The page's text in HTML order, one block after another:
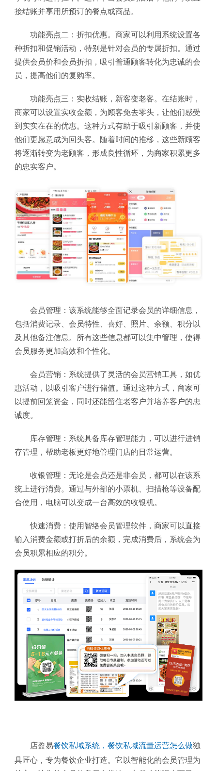
接结账并享用所预订的餐点或商品。
功能亮点二：折扣优惠。商家可以利用系统设置各
种折扣和促销活动，特别是针对会员的专属折扣。通过
提供会员价和会员折扣，吸引普通顾客转化为忠诚的会
员，提高他们的复购率。
功能亮点三：实收结账，新客变老客。在结账时，
商家可以设置实收金额，为顾客免去零头，让他们感受
到实实在在的优惠。这种方式有助于吸引新顾客，并使
他们更愿意成为回头客。随着时间的推移，这些新顾客
将逐渐转变为老顾客，形成良性循环，为商家积累更多
的忠实客户。
会员管理：该系统能够全面记录会员的详细信息，
包括消费记录、会员特性、喜好、照片、余额、积分以
及其他备注信息。所有这些信息都可以集中管理，使得
会员服务更加高效和个性化。
会员营销：系统提供了灵活的会员营销工具，如优
惠活动，以吸引客户进行储值。通过这种方式，商家可
以提前回笼资金，同时还能留住老客户并培养客户的忠
诚度。
库存管理：系统具备库存管理能力，可以进行进销
存管理，帮助老板更好地管理门店的日常运营。
收银管理：无论是会员还是非会员，都可以在该系
统上进行消费。通过与外部的小票机、扫描枪等设备配
合使用，电脑可以变成一台高效的收银机。
快速消费：使用智络会员管理软件，商家可以直接
输入消费金额或打折后的余额，完成消费后，系统会为
会员积累相应的积分。
店盈易餐饮私域系统，餐饮私域流量运营怎么做独
具匠心，专为餐饮企业打造。它以智能化的会员管理为